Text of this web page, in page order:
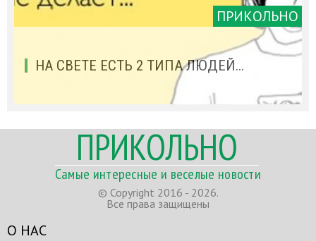
ПРИКОЛЬНО
НА СВЕТЕ ЕСТЬ 2 ТИПА ЛЮДЕЙ...
ПРИКОЛЬНО
Самые интересные и веселые новости
© Copyright 2016 - 2026.
Все права защищены
О НАС